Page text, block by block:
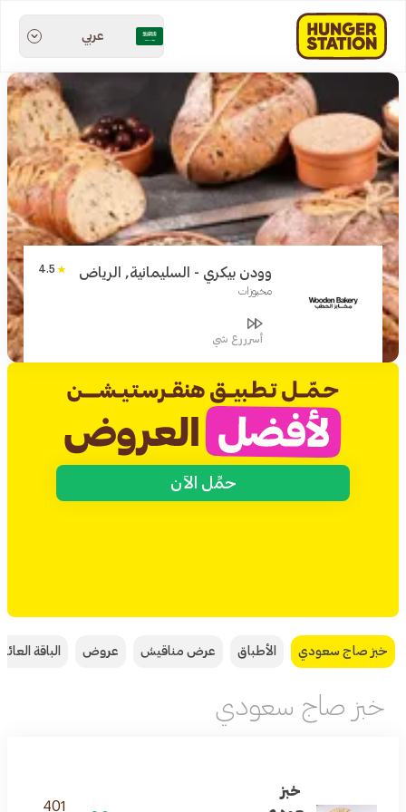
عربي
وودن بيكري - السليمانية, الرياض
مخبوزات
4.5
أسرررع شي
حمِّل الآن
خبز صاج سعودي الأطباق عرض مناقيش عروض الباقة
خبز صاج سعودي
خبز
401